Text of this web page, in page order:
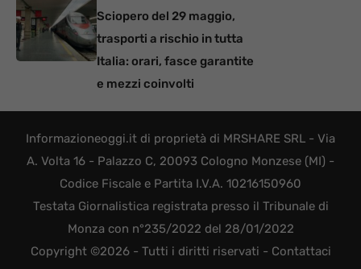
Sciopero del 29 maggio,
trasporti a rischio in tutta
Italia: orari, fasce garantite
e mezzi coinvolti
Informazioneoggi.it di proprietà di MRSHARE SRL - Via
A. Volta 16 - Palazzo C, 20093 Cologno Monzese (MI) -
Codice Fiscale e Partita I.V.A. 10216150960
Testata Giornalistica registrata presso il Tribunale di
Monza con n°235/2022 del 28/01/2022
Copyright ©2026 - Tutti i diritti riservati - Contattaci